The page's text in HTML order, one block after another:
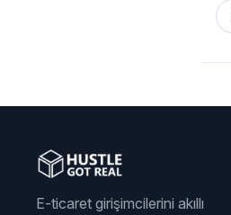
E-ticaret girişimcilerini akıllı